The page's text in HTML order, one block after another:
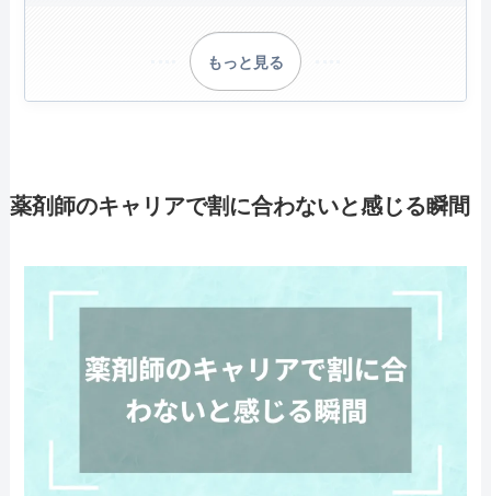
もっと見る
薬剤師のキャリアで割に合わないと感じる瞬間